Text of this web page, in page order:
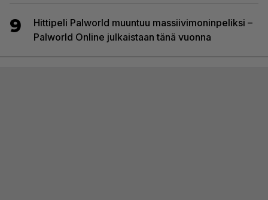
9
Hittipeli Palworld muuntuu massiivimoninpeliksi –
Palworld Online julkaistaan tänä vuonna